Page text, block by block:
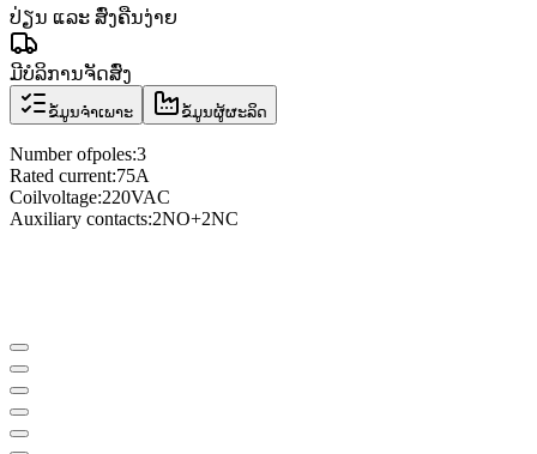
ປ່ຽນ ແລະ ສົ່ງຄືນງ່າຍ
ມີບໍລິການຈັດສົ່ງ
ຂໍ້ມູນຈຳເພາະ ຂໍ້ມູນຜູ້ຜະລິດ
Number ofpoles:3
Rated current:75A
Coilvoltage:220VAC
Auxiliary contacts:2NO+2NC